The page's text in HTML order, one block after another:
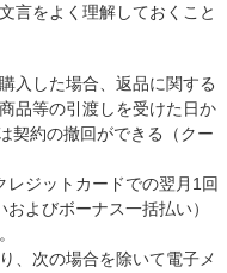
言をよく理解しておくこと
入した場合、返品に関する
品等の引渡しを受けた日か
契約の撤回ができる（クー
ジットカードでの翌月1回
よびボーナス一括払い）
、次の場合を除いて電子メ